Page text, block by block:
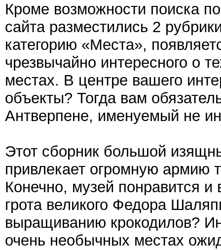
Кроме возможности поиска
сайта разместились 2
категорию «Места»,
чрезвычайно интересного о
местах. В центре вашего
объекты? Тогда вам
Антверпене, именуемый не
Этот сборник большой
привлекает огромную армию
Конечно, музей понравится
грота великого Федора
выращиванию крокодилов?
очень необычных местах